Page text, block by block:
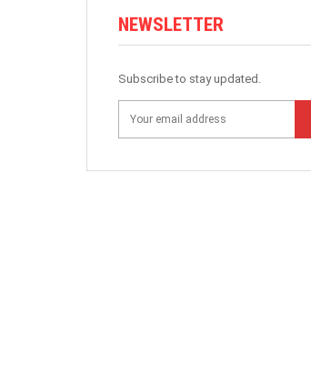
NEWSLETTER
Subscribe to stay updated.